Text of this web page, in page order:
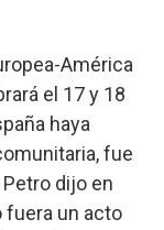
América
el 17 y 18
haya
fue
dijo en
fuera un acto